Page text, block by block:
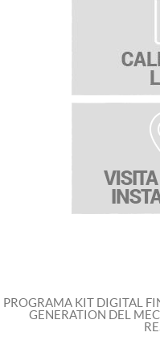
PROGRAMA KIT DIGITAL
GENERATION DEL